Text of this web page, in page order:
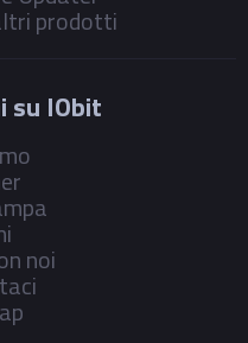
prodotti
su IObit
noi